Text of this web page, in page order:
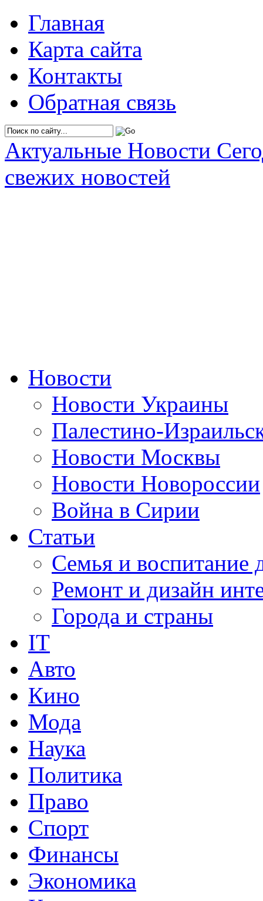
Главная
Карта сайта
Контакты
Обратная связь
Актуальные Новости
свежих новостей
Новости
Новости Украины
Палестино-
Новости Москвы
Новости Новороссии
Война в Сирии
Статьи
Семья и воспитание
Ремонт и дизайн
Города и страны
IT
Авто
Кино
Мода
Наука
Политика
Право
Спорт
Финансы
Экономика